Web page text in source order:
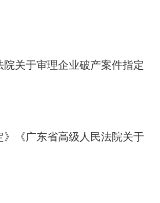
院关于审理企业破产案件指定
》《广东省高级人民法院关于